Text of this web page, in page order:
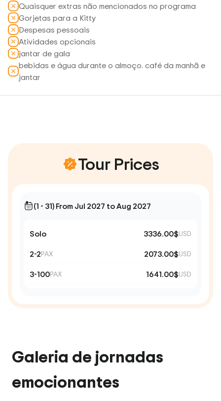
Quaisquer extras não mencionados no programa
Gorjetas para a Kitty
Despesas pessoais
Atividades opcionais
jantar de gala
bebidas e água durante o almoço. café da manhã e
jantar
Tour Prices
(1 - 31) From Jul 2027 to Aug 2027
Solo 3336.00$USD
2-2PAX 2073.00$USD
3-100PAX 1641.00$USD
Galeria de jornadas
emocionantes